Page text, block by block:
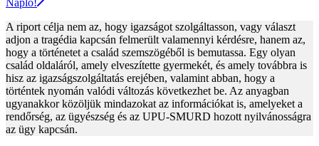
A riport célja nem az, hogy igazságot szolgáltasson, vagy választ
adjon a tragédia kapcsán felmerült valamennyi kérdésre, hanem az,
hogy a történetet a család szemszögéből is bemutassa. Egy olyan
család oldaláról, amely elveszítette gyermekét, és amely továbbra is
hisz az igazságszolgáltatás erejében, valamint abban, hogy a
történtek nyomán valódi változás következhet be. Az anyagban
ugyanakkor közöljük mindazokat az információkat is, amelyeket a
rendőrség, az ügyészség és az UPU-SMURD hozott nyilvánosságra
az ügy kapcsán.